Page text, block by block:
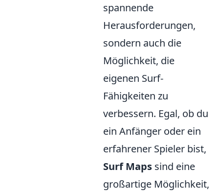
spannende
Herausforderungen,
sondern auch die
Möglichkeit, die
eigenen Surf-
Fähigkeiten zu
verbessern. Egal, ob du
ein Anfänger oder ein
erfahrener Spieler bist,
Surf Maps sind eine
großartige Möglichkeit,